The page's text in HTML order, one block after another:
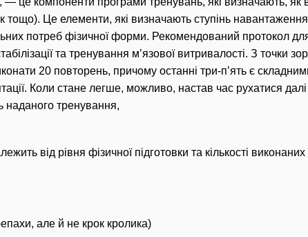
тощо). Це елементи, які визначають ступінь
потреб фізичної форми. Рекомендований протокол
та тренування м’язової витривалості. З точки
20 повторень, причому останні три-п’ять є
Коли стане легше, можливо, настав час рухатися далі
наданого тренування,
від рівня фізичної підготовки та кількості виконаних
але й не крок кролика)